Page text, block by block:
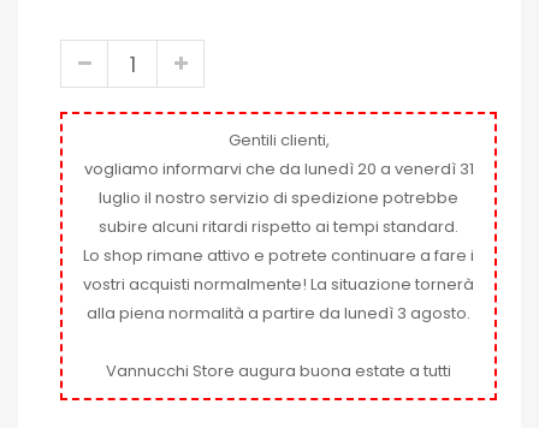
Gentili clienti,
vogliamo informarvi che da lunedì 20 a venerdì 31
luglio il nostro servizio di spedizione potrebbe
subire alcuni ritardi rispetto ai tempi standard.
Lo shop rimane attivo e potrete continuare a fare i
vostri acquisti normalmente! La situazione tornerà
alla piena normalità a partire da lunedì 3 agosto.
Vannucchi Store augura buona estate a tutti